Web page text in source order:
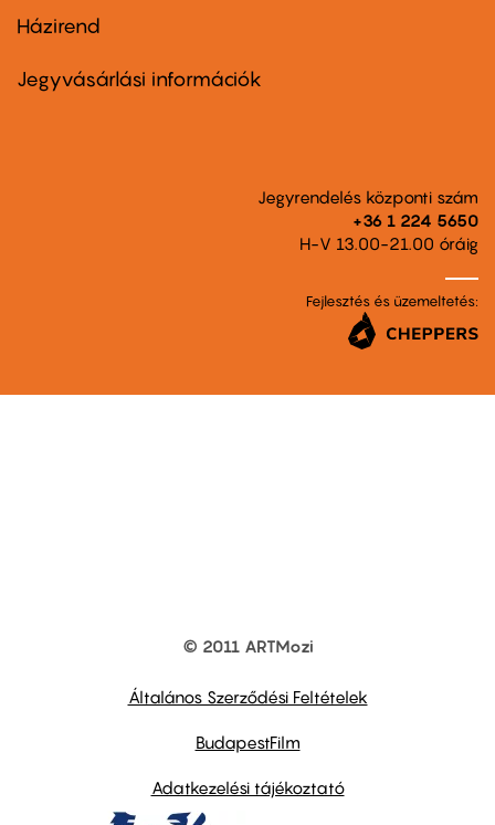
Footer
second
Házirend
Jegyvásárlási információk
Jegyrendelés központi szám
+36 1 224 5650
H-V 13.00-21.00 óráig
Fejlesztés és üzemeltetés:
© 2011 ARTMozi
Általános Szerződési Feltételek
BudapestFilm
Adatkezelési tájékoztató